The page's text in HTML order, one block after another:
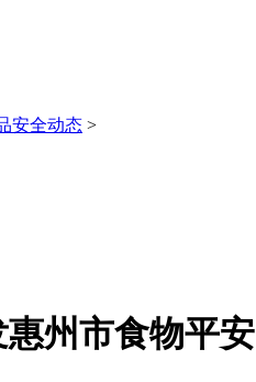
安全动态 >
州市食物平安